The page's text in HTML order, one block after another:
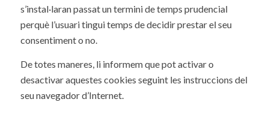
s’instal·laran passat un termini de temps prudencial
perquè l’usuari tingui temps de decidir prestar el seu
consentiment o no.
De totes maneres, li informem que pot activar o
desactivar aquestes cookies seguint les instruccions del
seu navegador d’Internet.